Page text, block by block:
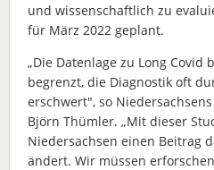
und wissenschaftlich zu
für März 2022 geplant.
„Die Datenlage zu Long
begrenzt, die Diagnostik oft
erschwert", so
Björn Thümler. „Mit dieser
Niedersachsen einen Beitrag
ändert. Wir müssen